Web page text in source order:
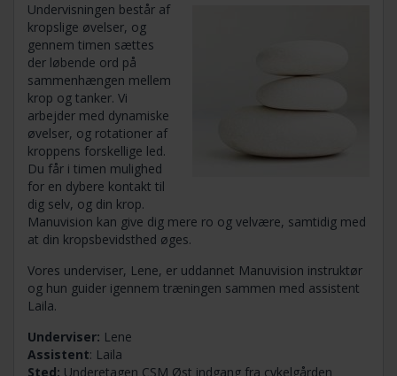
Undervisningen består af
kropslige øvelser, og
gennem timen sættes
der løbende ord på
sammenhængen mellem
krop og tanker. Vi
arbejder med dynamiske
øvelser, og rotationer af
kroppens forskellige led.
Du får i timen mulighed
for en dybere kontakt til
dig selv, og din krop.
Manuvision kan give dig mere ro og velvære, samtidig med
at din kropsbevidsthed øges.
Vores underviser, Lene, er uddannet Manuvision instruktør
og hun guider igennem træningen sammen med assistent
Laila.
Underviser: Lene
Assistent: Laila
Sted: Underetagen CSM Øst indgang fra cykelgården